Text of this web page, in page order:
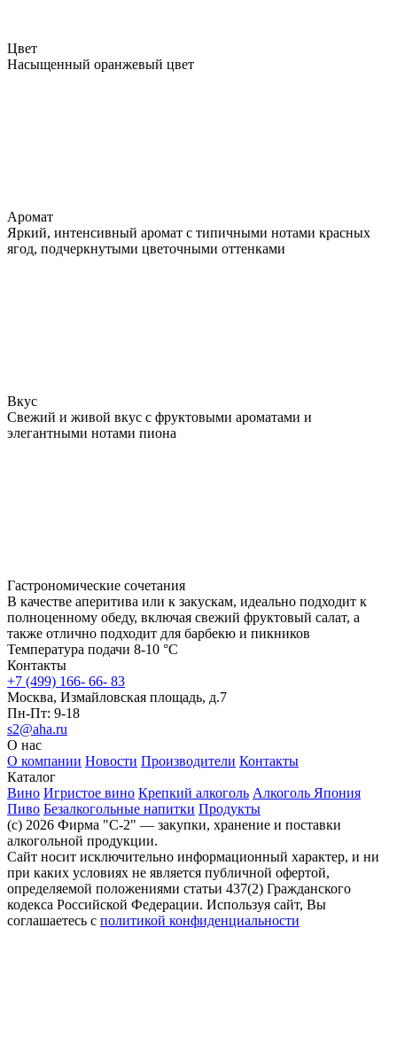
Цвет
Насыщенный оранжевый цвет
Аромат
Яркий, интенсивный аромат с типичными нотами красных
ягод, подчеркнутыми цветочными оттенками
Вкус
Свежий и живой вкус с фруктовыми ароматами и
элегантными нотами пиона
Гастрономические сочетания
В качестве аперитива или к закускам, идеально подходит к
полноценному обеду, включая свежий фруктовый салат, а
также отлично подходит для барбекю и пикников
Температура подачи 8-10 °C
Контакты
+7 (499) 166- 66- 83
Москва, Измайловская площадь, д.7
Пн-Пт: 9-18
s2@aha.ru
О нас
О компании Новости Производители Контакты
Каталог
Вино Игристое вино Крепкий алкоголь Алкоголь Япония
Пиво Безалкогольные напитки Продукты
(c) 2026 Фирма "С-2" — закупки, хранение и поставки
алкогольной продукции.
Сайт носит исключительно информационный характер, и ни
при каких условиях не является публичной офертой,
определяемой положениями статьи 437(2) Гражданского
кодекса Российской Федерации. Используя сайт, Вы
соглашаетесь с политикой конфиденциальности